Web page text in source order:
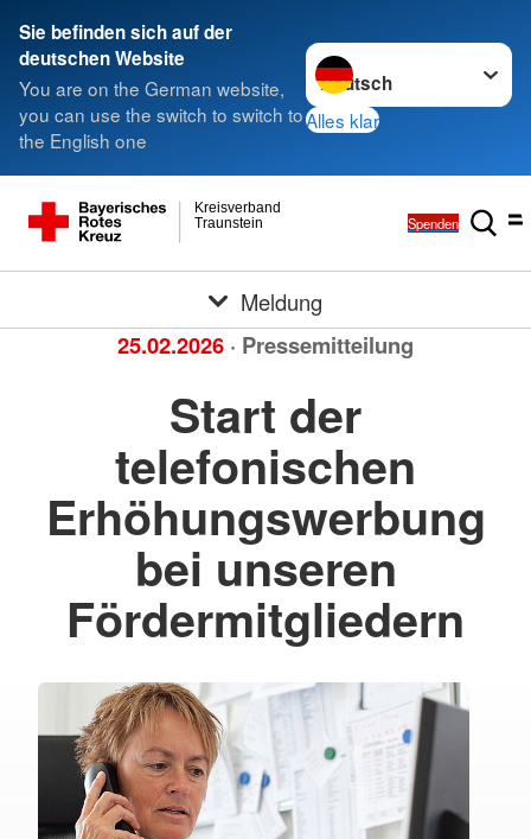
Sie befinden sich auf der
deutschen Website
You are on the German website,
you can use the switch to switch to
the English one
Sprache wechseln zu
Alles klar
Traunstein
Kreisverband
Spenden
Meldung
25.02.2026 · Pressemitteilung
Start der
telefonischen
Erhöhungswerbung
bei unseren
Fördermitgliedern